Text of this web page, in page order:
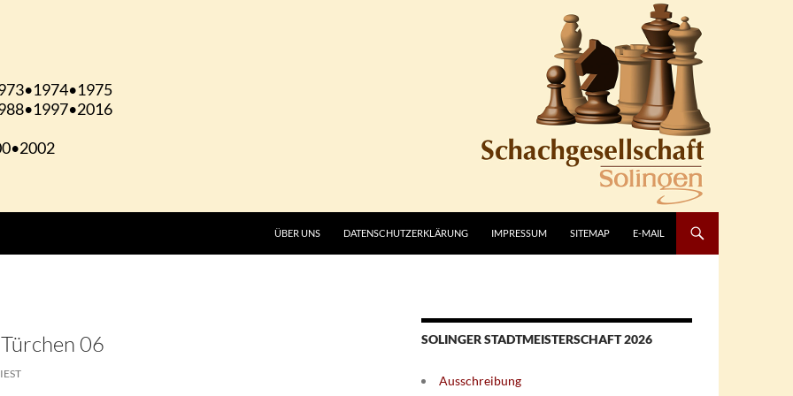
ÜBER UNS DATENSCHUTZERKLÄRUNG IMPRESSUM SITEMAP E-MAIL
06 SOLINGER STADTMEISTERSCHAFT 2026
Ausschreibung